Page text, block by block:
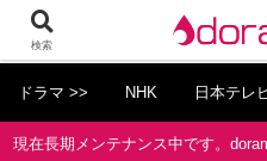
ドラマ >> NHK 日本テレ
現在長期メンテナンス中です。
検索